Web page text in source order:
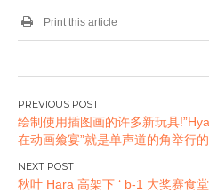
Print this article
文
章
导
航
绘制使用插图画的许多新玩具
在动画飨宴”就是单声道的角举行
秋叶 Hara 高架下 ‘ b-1 大奖赛食